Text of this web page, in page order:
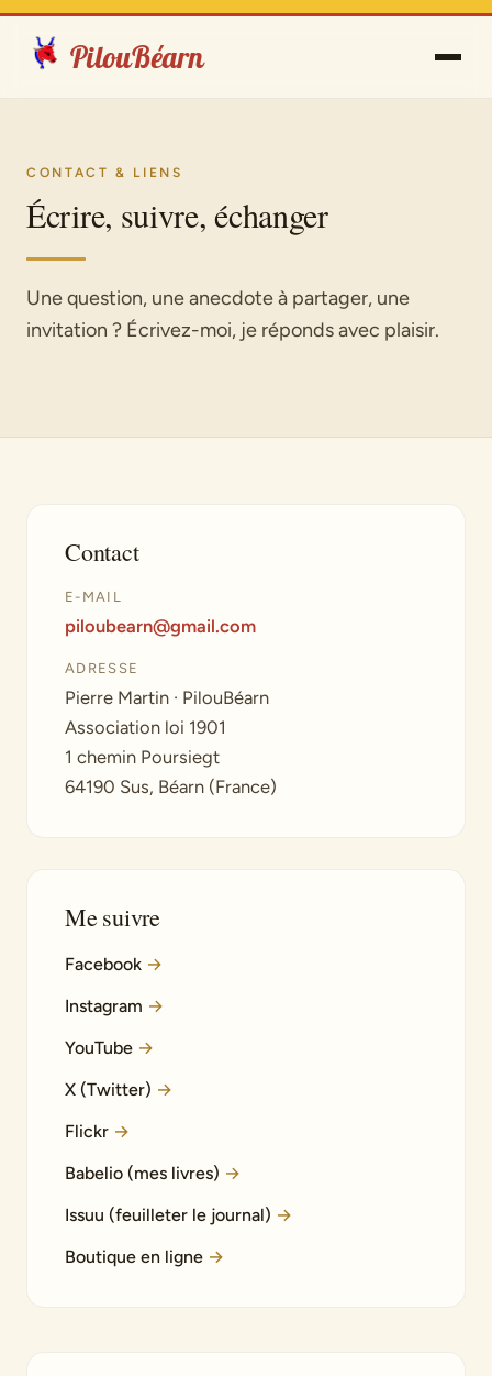
PilouBéarn
CONTACT & LIENS
Écrire, suivre, échanger
Une question, une anecdote à partager, une
invitation ? Écrivez-moi, je réponds avec plaisir.
Contact
E-MAIL
piloubearn@gmail.com
ADRESSE
Pierre Martin · PilouBéarn
Association loi 1901
1 chemin Poursiegt
64190 Sus, Béarn (France)
Me suivre
Facebook →
Instagram →
YouTube →
X (Twitter) →
Flickr →
Babelio (mes livres) →
Issuu (feuilleter le journal) →
Boutique en ligne →